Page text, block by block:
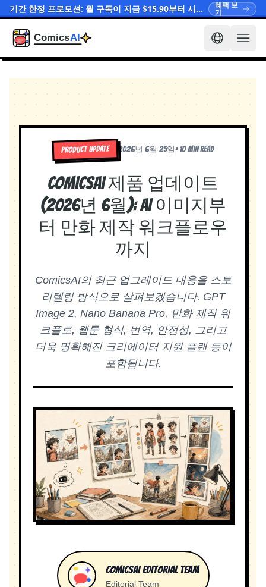
기간 한정 프로모션: 월 구독이 지금 $15.90부터 시작됩니다 혜택 보
기
PRODUCT UPDATE 2026년 6월 25일• 10 min read
ComicsAI 제품 업데이트
(2026년 6월): AI 이미지부
터 만화 제작 워크플로우
까지
ComicsAI의 최근 업그레이드 내용을 스토
리텔링 방식으로 살펴보겠습니다. GPT
Image 2, Nano Banana Pro, 만화 제작 워
크플로, 웹툰 형식, 번역, 안정성, 그리고
더욱 명확해진 크리에이터 지원 플랜 등이
포함됩니다.
ComicsAI Editorial Team
Editorial Team